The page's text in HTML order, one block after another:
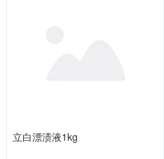
立白漂渍液1kg